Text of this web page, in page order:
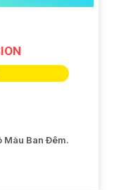
Màu Ban Ðêm.